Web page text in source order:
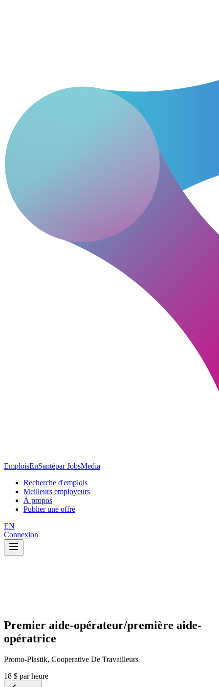
EmploisEnSantépar JobsMedia
Recherche d'emplois
Meilleurs employeurs
À propos
Publier une offre
EN
Connexion
Premier aide-opérateur/première aide-
opératrice
Promo-Plastik, Cooperative De Travailleurs
18 $ par heure